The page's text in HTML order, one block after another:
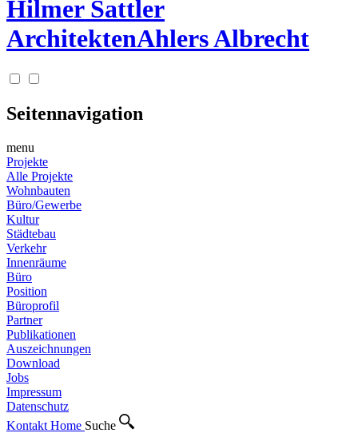
Hilmer Sattler
ArchitektenAhlers Albrecht
Seitennavigation
menu
Projekte
Alle Projekte
Wohnbauten
Büro/Gewerbe
Kultur
Städtebau
Verkehr
Innenräume
Büro
Position
Büroprofil
Partner
Publikationen
Auszeichnungen
Download
Jobs
Impressum
Datenschutz
Kontakt Home Suche